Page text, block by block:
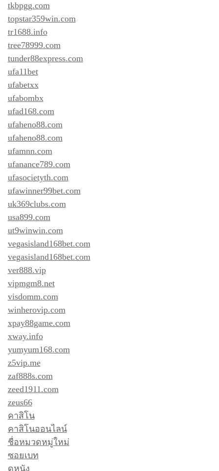
tkbpgg.com
topstar359win.com
tr1688.info
tree78999.com
tunder88express.com
ufa11bet
ufabetxx
ufabombx
ufad168.com
ufaheno88.com
ufaheno88.com
ufamnn.com
ufanance789.com
ufasocietyth.com
ufawinner99bet.com
uk369clubs.com
usa899.com
ut9winwin.com
vegasisland168bet.com
vegasisland168bet.com
ver888.vip
vipmgm8.net
visdomm.com
winherovip.com
xpay88game.com
xway.info
yumyum168.com
z5vip.me
zaf888s.com
zeed1911.com
zeus66
คาสิโน
คาสิโนออนไลน์
ชื่อหมวดหมู่ใหม่
ซอยเบท
ดูหนัง